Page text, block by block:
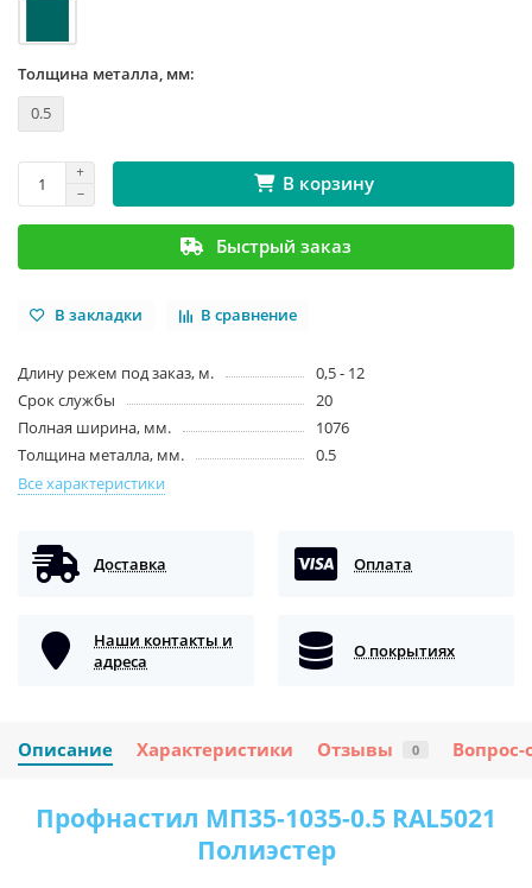
Толщина металла, мм:
0.5
В корзину
Быстрый заказ
В закладки В сравнение
Длину режем под заказ, м.
0,5 - 12
Срок службы
20
Полная ширина, мм.
1076
Толщина металла, мм.
0.5
Все характеристики
Доставка Оплата
Наши контакты и
адреса
О покрытиях
Описание Характеристики Отзывы 0 Вопрос-
Профнастил МП35-1035-0.5 RAL5021
Полиэстер